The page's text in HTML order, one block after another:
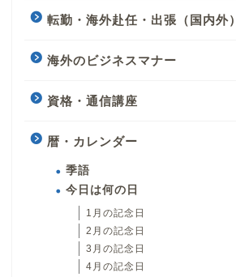
転勤・海外赴任・出張（国内外）
海外のビジネスマナー
資格・通信講座
暦・カレンダー
季語
今日は何の日
1月の記念日
2月の記念日
3月の記念日
4月の記念日